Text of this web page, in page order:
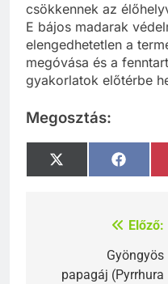
csökkennek az
E bájos madarak
elengedhetetlen a
megóvása és a
gyakorlatok előtérbe
Megosztás:
Share
on
X
(Twitter)
Share
on
Bejegyzés
navigáció
Előző:
Gyöngyös
papagáj (Pyrrhura